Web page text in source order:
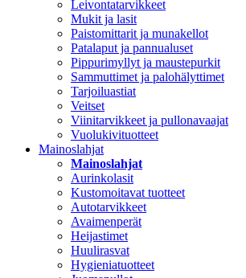
Leivontatarvikkeet
Mukit ja lasit
Paistomittarit ja munakellot
Patalaput ja pannualuset
Pippurimyllyt ja maustepurkit
Sammuttimet ja palohälyttimet
Tarjoiluastiat
Veitset
Viinitarvikkeet ja pullonavaajat
Vuolukivituotteet
Mainoslahjat
Mainoslahjat
Aurinkolasit
Kustomoitavat tuotteet
Autotarvikkeet
Avaimenperät
Heijastimet
Huulirasvat
Hygieniatuotteet